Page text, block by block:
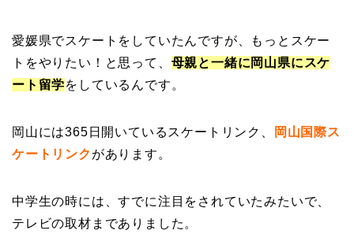
愛媛県でスケートをしていたんですが、もっとスケー
トをやりたい！と思って、 母親と一緒に岡山県にスケ
ート留学をしているんです。
岡山には365日開いているスケートリンク、
岡山国際ス
ケートリンク があります。
中学生の時には、すでに注目をされていたみたいで、
テレビの取材までありました。